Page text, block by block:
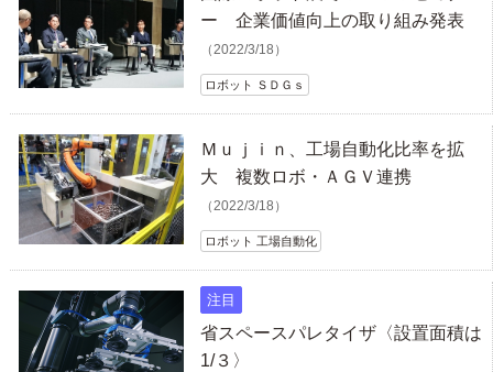
ー 企業価値向上の取り組み発表
（2022/3/18）
ロボット ＳＤＧｓ
Ｍｕｊｉｎ、工場自動化比率を拡
大 複数ロボ・ＡＧＶ連携
（2022/3/18）
ロボット 工場自動化
注目
省スペースパレタイザ〈設置面積は
1/３〉